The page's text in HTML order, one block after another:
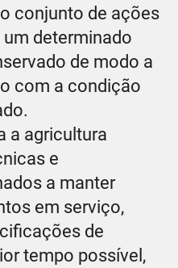
conjunto de ações
determinado
de modo a
com a condição
a agricultura
e
a manter
em serviço,
de
tempo possível,